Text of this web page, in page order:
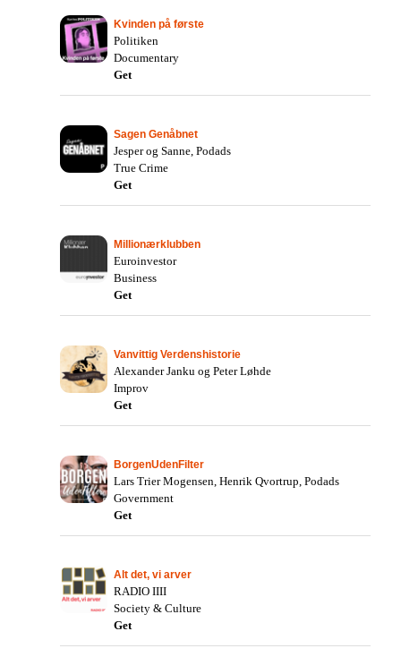
Kvinden på første
Politiken
Documentary
Get
Sagen Genåbnet
Jesper og Sanne, Podads
True Crime
Get
Millionærklubben
Euroinvestor
Business
Get
Vanvittig Verdenshistorie
Alexander Janku og Peter Løhde
Improv
Get
BorgenUdenFilter
Lars Trier Mogensen, Henrik Qvortrup, Podads
Government
Get
Alt det, vi arver
RADIO IIII
Society & Culture
Get